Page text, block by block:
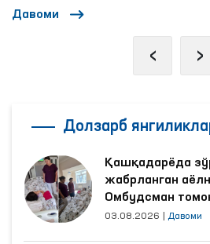
Давоми
‹ ›
Долзарб
Қашқадарёда
жабрланган
Омбудсман
03.08.2026 Давоми